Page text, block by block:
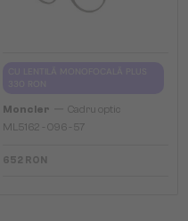
Moncler
Cadru optic
ML5162 - 096 - 57
652 RON